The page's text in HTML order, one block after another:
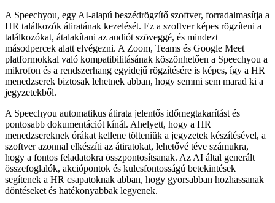
A Speechyou, egy AI-alapú beszédrögzítő szoftver, forradalmasítja a
HR találkozók átiratának kezelését. Ez a szoftver képes rögzíteni a
találkozókat, átalakítani az audiót szöveggé, és mindezt
másodpercek alatt elvégezni. A Zoom, Teams és Google Meet
platformokkal való kompatibilitásának köszönhetően a Speechyou a
mikrofon és a rendszerhang egyidejű rögzítésére is képes, így a HR
menedzserek biztosak lehetnek abban, hogy semmi sem marad ki a
jegyzetekből.
A Speechyou automatikus átirata jelentős időmegtakarítást és
pontosabb dokumentációt kínál. Ahelyett, hogy a HR
menedzsereknek órákat kellene tölteniük a jegyzetek készítésével, a
szoftver azonnal elkészíti az átiratokat, lehetővé téve számukra,
hogy a fontos feladatokra összpontosítsanak. Az AI által generált
összefoglalók, akciópontok és kulcsfontosságú betekintések
segítenek a HR csapatoknak abban, hogy gyorsabban hozhassanak
döntéseket és hatékonyabbak legyenek.